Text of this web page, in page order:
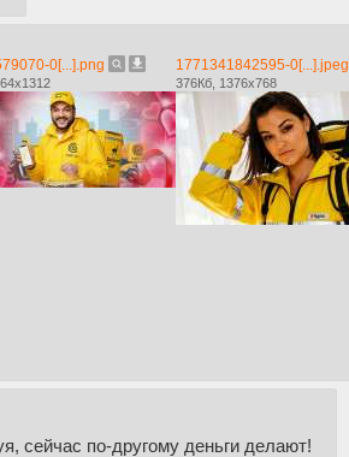
0[...].png 1771341842595-0[...].jpeg
376Кб, 1376x768
сейчас по-другому деньги делают!